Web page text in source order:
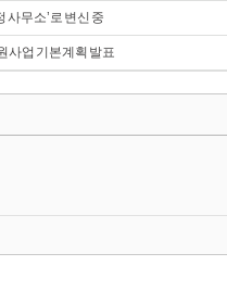
사무소’로 변신 중
사업 기본계획 발표